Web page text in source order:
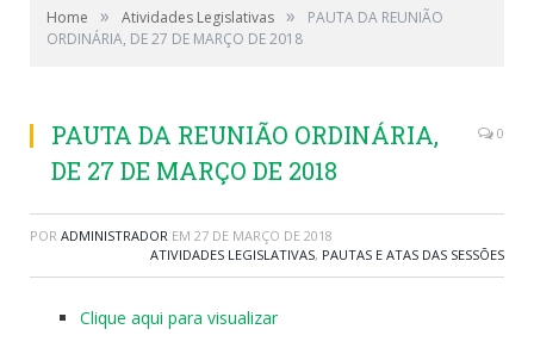
Home » Atividades Legislativas »
PAUTA DA REUNIÃO
ORDINÁRIA, DE 27 DE MARÇO DE 2018
PAUTA DA REUNIÃO ORDINÁRIA,
DE 27 DE MARÇO DE 2018
0
POR ADMINISTRADOR EM 27 DE MARÇO DE 2018
ATIVIDADES LEGISLATIVAS, PAUTAS E ATAS DAS SESSÕES
Clique aqui para visualizar